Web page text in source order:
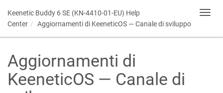
Keenetic Buddy 6 SE (KN-4410-01-EU) Help
Center
Aggiornamenti di KeeneticOS — Canale di sviluppo
Aggiornamenti di
KeeneticOS — Canale di